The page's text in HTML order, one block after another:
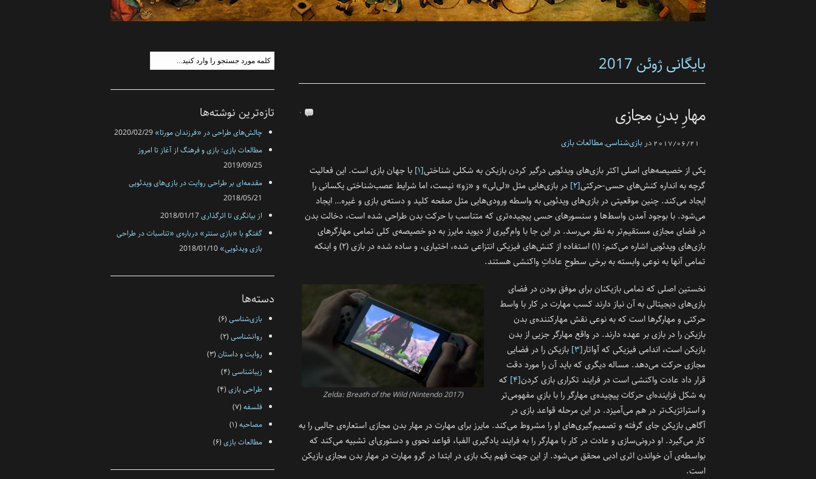
بایگانی ژوئن 2017
مهارِ بدنِ مجازی
2017/06/21 در بازی‌شناسی,مطالعات بازی
یکی از خصیصه‌های اصلی اکثر بازی‌های ویدئویی درگیر کردن بازیکن به شکلی شناختی[۱] با جهان بازی است. این فعالیت
گرچه به انداره کنش‌های حسی-حرکتی[۲]
در بازی‌هایی مثل «لی‌لی» و «زو» نیست، اما شرایط عصب‌شناختی یکسانی را
ایجاد می‌کند. چنین موقعیتی در بازی‌های ویدئویی به واسطه ورودی‌هایی مثل صفحه کلید و دسته‌ی بازی و غیره… ایجاد
می‌شود. با بوجود آمدن واسط‌ها و سنسور‌های حسی پیچیده‌تری که متناسب با حرکت بدن طراحی شده است، دخالت بدن
در فضای مجازی مستقیم‌تر به نظر می‌رسد. در این جا با وام‌گیری از دیوید مایرز به دو خصیصه‌ی کلی تمامی مهارگرهای
بازی‌های ویدئویی اشاره می‌کنم: (۱) استفاده از کنش‌های فیزیکی انتزاعی شده‌، اختیاری، و ساده شده‌ در بازی (۲) و اینکه
تمامی آنها به نوعی وابسته به برخی سطوحِ عاداتِ واکنشی هستند.
(Zelda: Breath of the Wild (Nintendo 2017
نخستین اصلی که تمامی بازیکنان برای موفق بودن در فضای
بازی‌های دیجیتالی به آن نیاز دارند کسب مهارت در کار با واسط
حرکتی و مهارگر‌ها است که به نوعی نقش مهارکننده‌ی بدن
بازیکن را در بازی بر عهده دارند. در واقع مهارگر جزیی از بدن
بازیکن است، اندامی فیزیکی‌ که آواتار[۳]
بازیکن را در فضایی
مجازی حرکت می‌دهد. مساله دیگری که باید آن را مورد دقت
قرار داد عادت واکنشی است در فرایند تکراری بازی کردن[۴]
که
به شکل فزاینده‌ای حرکات پیچیده‌ی مهارگر را با بازیِ مفهومی‌تر
و استراتژیک‌تر در هم می‌آمیزد. در این مرحله قواعد بازی در
آگاهی بازیکن جای گرفته و تصمیم‌گیری‌های او را مشروط می‌کند. مایرز برای مهارت در مهار بدن مجازی استعاره‌ی جالبی را به
کار می‌گیرد. او درونی‌سازی و عادت در کار با مهارگر را به فرایند یادگیری الفبا، قواعد نحوی و دستوری‌ای تشبیه می‌کند که
بواسطه‌ی آن خواندن اثری ادبی محقق می‌شود. از این جهت فهم یک بازی در ابتدا در گرو مهارت در مهار بدن مجازی بازیکن
است.
۰ تازه‌ترین نوشته‌ها
چالش‌های طراحی در «فرزندان مورتا»2020/02/29
مطالعات بازی: بازی و فرهنگ از آغاز تا امروز
2019/09/25
مقدمه‌ای بر طراحی روایت در بازی‌های ویدئویی
2018/05/21
از بیانگری تا اثرگذاری2018/01/17
گفتگو با «بازی سنتر» درباره‌ی «تناسبات در طراحی
بازی‌‌ ویدئویی»2018/01/10
دسته‌ها
بازی‌شناسی(۶)
روانشناسی(۲)
روایت و داستان(۳)
زیبا‌شناسی(۴)
طراحی بازی(۴)
فلسفه‌(۷)
مصاحبه(۱)
مطالعات بازی(۶)